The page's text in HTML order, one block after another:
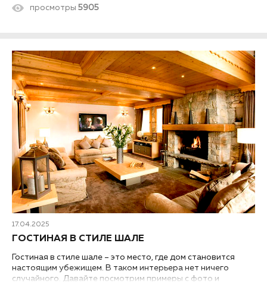
просмотры 5905
17.04.2025
ГОСТИНАЯ В СТИЛЕ ШАЛЕ
Гостиная в стиле шале – это место, где дом становится
настоящим убежищем. В таком интерьера нет ничего
случайного. Давайте посмотрим примеры с фото и